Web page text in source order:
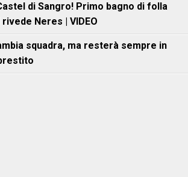
di Sangro! Primo bagno di folla
Neres | VIDEO
squadra, ma resterà sempre in